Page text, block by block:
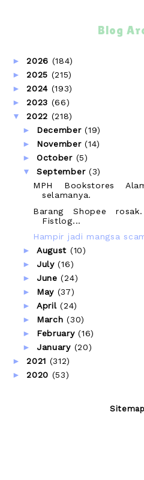
Blog
►2026 (184)
►2025 (215)
►2024 (193)
►2023 (66)
▼2022 (218)
► December(19)
► November(14)
► October (5)
▼ September (3)
MPH Bookstores
selamanya.
Barang Shopee
Fistlog...
Hampir jadi mangsa
► August (10)
► July(16)
► June(24)
► May (37)
► April(24)
► March(30)
► February(16)
► January (20)
►2021 (312)
►2020 (53)
Sitemap